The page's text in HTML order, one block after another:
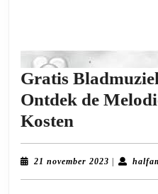
Gratis
Ontdek de
Kosten
voor
Piano:
21 november 2023 21